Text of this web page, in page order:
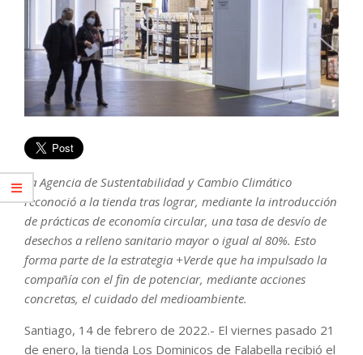
La Agencia de Sustentabilidad y Cambio Climático
reconoció a la tienda tras lograr, mediante la introducción
de prácticas de economía circular, una tasa de desvío de
desechos a relleno sanitario mayor o igual al 80%. Esto
forma parte de la estrategia +Verde que ha impulsado la
compañía con el fin de potenciar, mediante acciones
concretas, el cuidado del medioambiente.
Santiago, 14 de febrero de 2022.- El viernes pasado 21
de enero, la tienda Los Dominicos de Falabella recibió el